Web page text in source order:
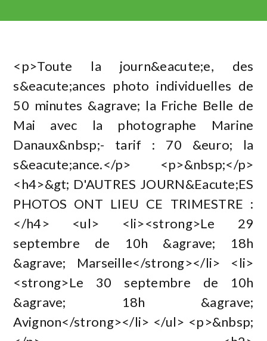
<p>Toute la journ&eacute;e, des
s&eacute;ances photo individuelles de
50 minutes &agrave; la Friche Belle de
Mai avec la photographe Marine
Danaux&nbsp;- tarif : 70 &euro; la
s&eacute;ance.</p> <p>&nbsp;</p>
<h4>&gt; D'AUTRES JOURN&Eacute;ES
PHOTOS ONT LIEU CE TRIMESTRE :
</h4> <ul> <li><strong>Le 29
septembre de 10h &agrave; 18h
&agrave; Marseille</strong></li> <li>
<strong>Le 30 septembre de 10h
&agrave; 18h &agrave;
Avignon</strong></li> </ul> <p>&nbsp;